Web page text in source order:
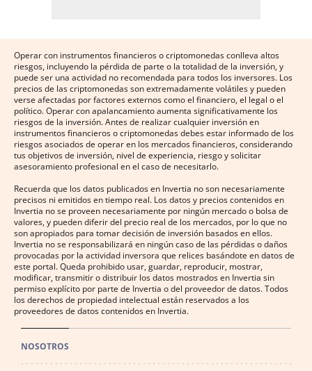
Operar con instrumentos financieros o criptomonedas conlleva altos
riesgos, incluyendo la pérdida de parte o la totalidad de la inversión, y
puede ser una actividad no recomendada para todos los inversores. Los
precios de las criptomonedas son extremadamente volátiles y pueden
verse afectadas por factores externos como el financiero, el legal o el
político. Operar con apalancamiento aumenta significativamente los
riesgos de la inversión. Antes de realizar cualquier inversión en
instrumentos financieros o criptomonedas debes estar informado de los
riesgos asociados de operar en los mercados financieros, considerando
tus objetivos de inversión, nivel de experiencia, riesgo y solicitar
asesoramiento profesional en el caso de necesitarlo.
Recuerda que los datos publicados en Invertia no son necesariamente
precisos ni emitidos en tiempo real. Los datos y precios contenidos en
Invertia no se proveen necesariamente por ningún mercado o bolsa de
valores, y pueden diferir del precio real de los mercados, por lo que no
son apropiados para tomar decisión de inversión basados en ellos.
Invertia no se responsabilizará en ningún caso de las pérdidas o daños
provocadas por la actividad inversora que relices basándote en datos de
este portal. Queda prohibido usar, guardar, reproducir, mostrar,
modificar, transmitir o distribuir los datos mostrados en Invertia sin
permiso explícito por parte de Invertia o del proveedor de datos. Todos
los derechos de propiedad intelectual están reservados a los
proveedores de datos contenidos en Invertia.
NOSOTROS